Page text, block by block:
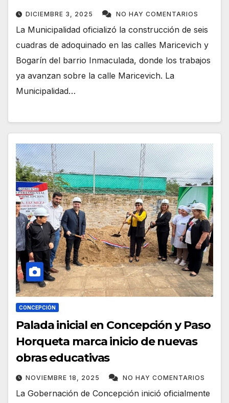
DICIEMBRE 3, 2025 NO HAY COMENTARIOS
La Municipalidad oficializó la construcción de seis
cuadras de adoquinado en las calles Maricevich y
Bogarín del barrio Inmaculada, donde los trabajos
ya avanzan sobre la calle Maricevich. La
Municipalidad…
CONCEPCIÓN
Palada inicial en Concepción y Paso
Horqueta marca inicio de nuevas
obras educativas
NOVIEMBRE 18, 2025 NO HAY COMENTARIOS
La Gobernación de Concepción inició oficialmente